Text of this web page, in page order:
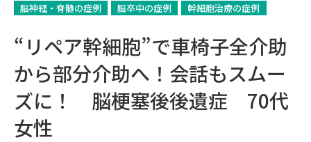
脳神経・脊髄の症例 脳卒中の症例 幹細胞治療の症例
“リペア幹細胞”で車椅子全介助
から部分介助へ！会話もスムー
ズに！ 脳梗塞後後遺症 70代
女性